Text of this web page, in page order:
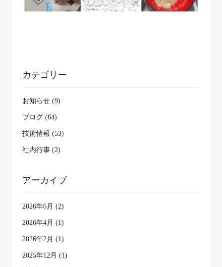
カテゴリー
お知らせ (9)
ブログ (64)
技術情報 (53)
社内行事 (2)
アーカイブ
2026年6月 (2)
2026年4月 (1)
2026年2月 (1)
2025年12月 (1)